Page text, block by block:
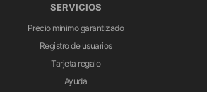
SERVICIOS
Precio mínimo garantizado
Registro de usuarios
Tarjeta regalo
Ayuda